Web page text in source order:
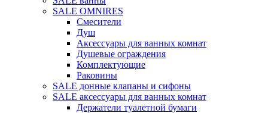
SALE OMNIRES
Смесители
Душ
Аксессуары для ванных комнат
Душевые ограждения
Комплектующие
Раковины
SALE донные клапаны и сифоны
SALE аксессуары для ванных комнат
Держатели туалетной бумаги